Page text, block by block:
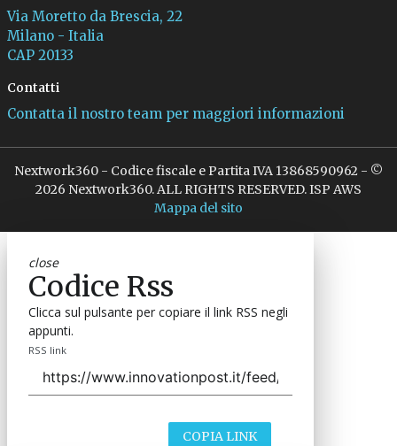
Via Moretto da Brescia, 22
Milano - Italia
CAP 20133
Contatti
Contatta il nostro team per maggiori informazioni
Nextwork360 - Codice fiscale e Partita IVA 13868590962 - ©
2026 Nextwork360. ALL RIGHTS RESERVED. ISP AWS
Mappa del sito
close
Codice Rss
Clicca sul pulsante per copiare il link RSS negli
appunti.
RSS link
COPIA LINK